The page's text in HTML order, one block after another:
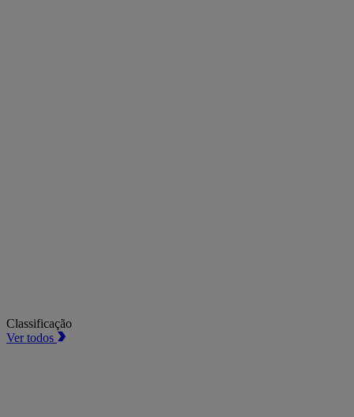
Classificação
Ver todos